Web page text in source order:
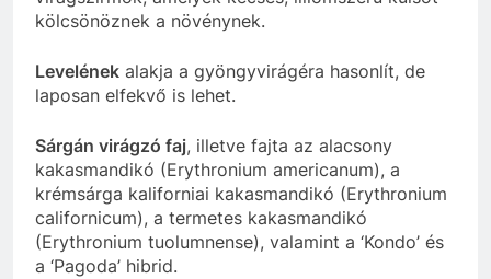
kölcsönöznek a növénynek.
Levelének alakja a gyöngyvirágéra hasonlít, de
laposan elfekvő is lehet.
Sárgán virágzó faj, illetve fajta az alacsony
kakasmandikó (Erythronium americanum), a
krémsárga kaliforniai kakasmandikó (Erythronium
californicum), a termetes kakasmandikó
(Erythronium tuolumnense), valamint a ‘Kondo’ és
a ‘Pagoda’ hibrid.